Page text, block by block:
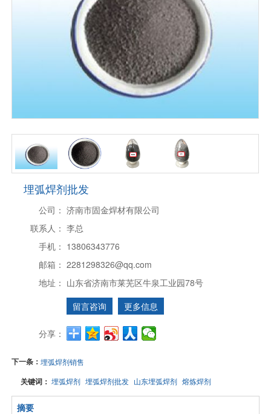
埋弧焊剂批发
公司： 济南市固金焊材有限公司
联系人： 李总
手机： 13806343776
邮箱： 2281298326@qq.com
地址： 山东省济南市莱芜区牛泉工业园78号
留言咨询
更多信息
分享：
下一条：埋弧焊剂销售
关键词：埋弧焊剂 埋弧焊剂批发 山东埋弧焊剂 熔炼焊剂
摘要